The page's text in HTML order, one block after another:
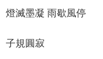
燈滅墨凝 雨歇風停
子規圓寂